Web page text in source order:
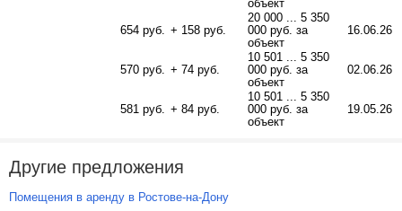
объект
654 руб. + 158 руб.
20 000 ... 5 350
000 руб. за
объект
16.06.26
570 руб. + 74 руб.
10 501 ... 5 350
000 руб. за
объект
02.06.26
581 руб. + 84 руб.
10 501 ... 5 350
000 руб. за
объект
19.05.26
Другие предложения
Помещения в аренду в Ростове-на-Дону